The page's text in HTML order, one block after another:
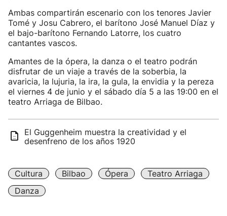
Ambas compartirán escenario con los tenores Javier
Tomé y Josu Cabrero, el barítono José Manuel Díaz y
el bajo-barítono Fernando Latorre, los cuatro
cantantes vascos.
Amantes de la ópera, la danza o el teatro podrán
disfrutar de un viaje a través de la soberbia, la
avaricia, la lujuria, la ira, la gula, la envidia y la pereza
el viernes 4 de junio y el sábado día 5 a las 19:00 en el
teatro Arriaga de Bilbao.
El Guggenheim muestra la creatividad y el
desenfreno de los años 1920
Cultura Bilbao Ópera
Teatro Arriaga
Danza